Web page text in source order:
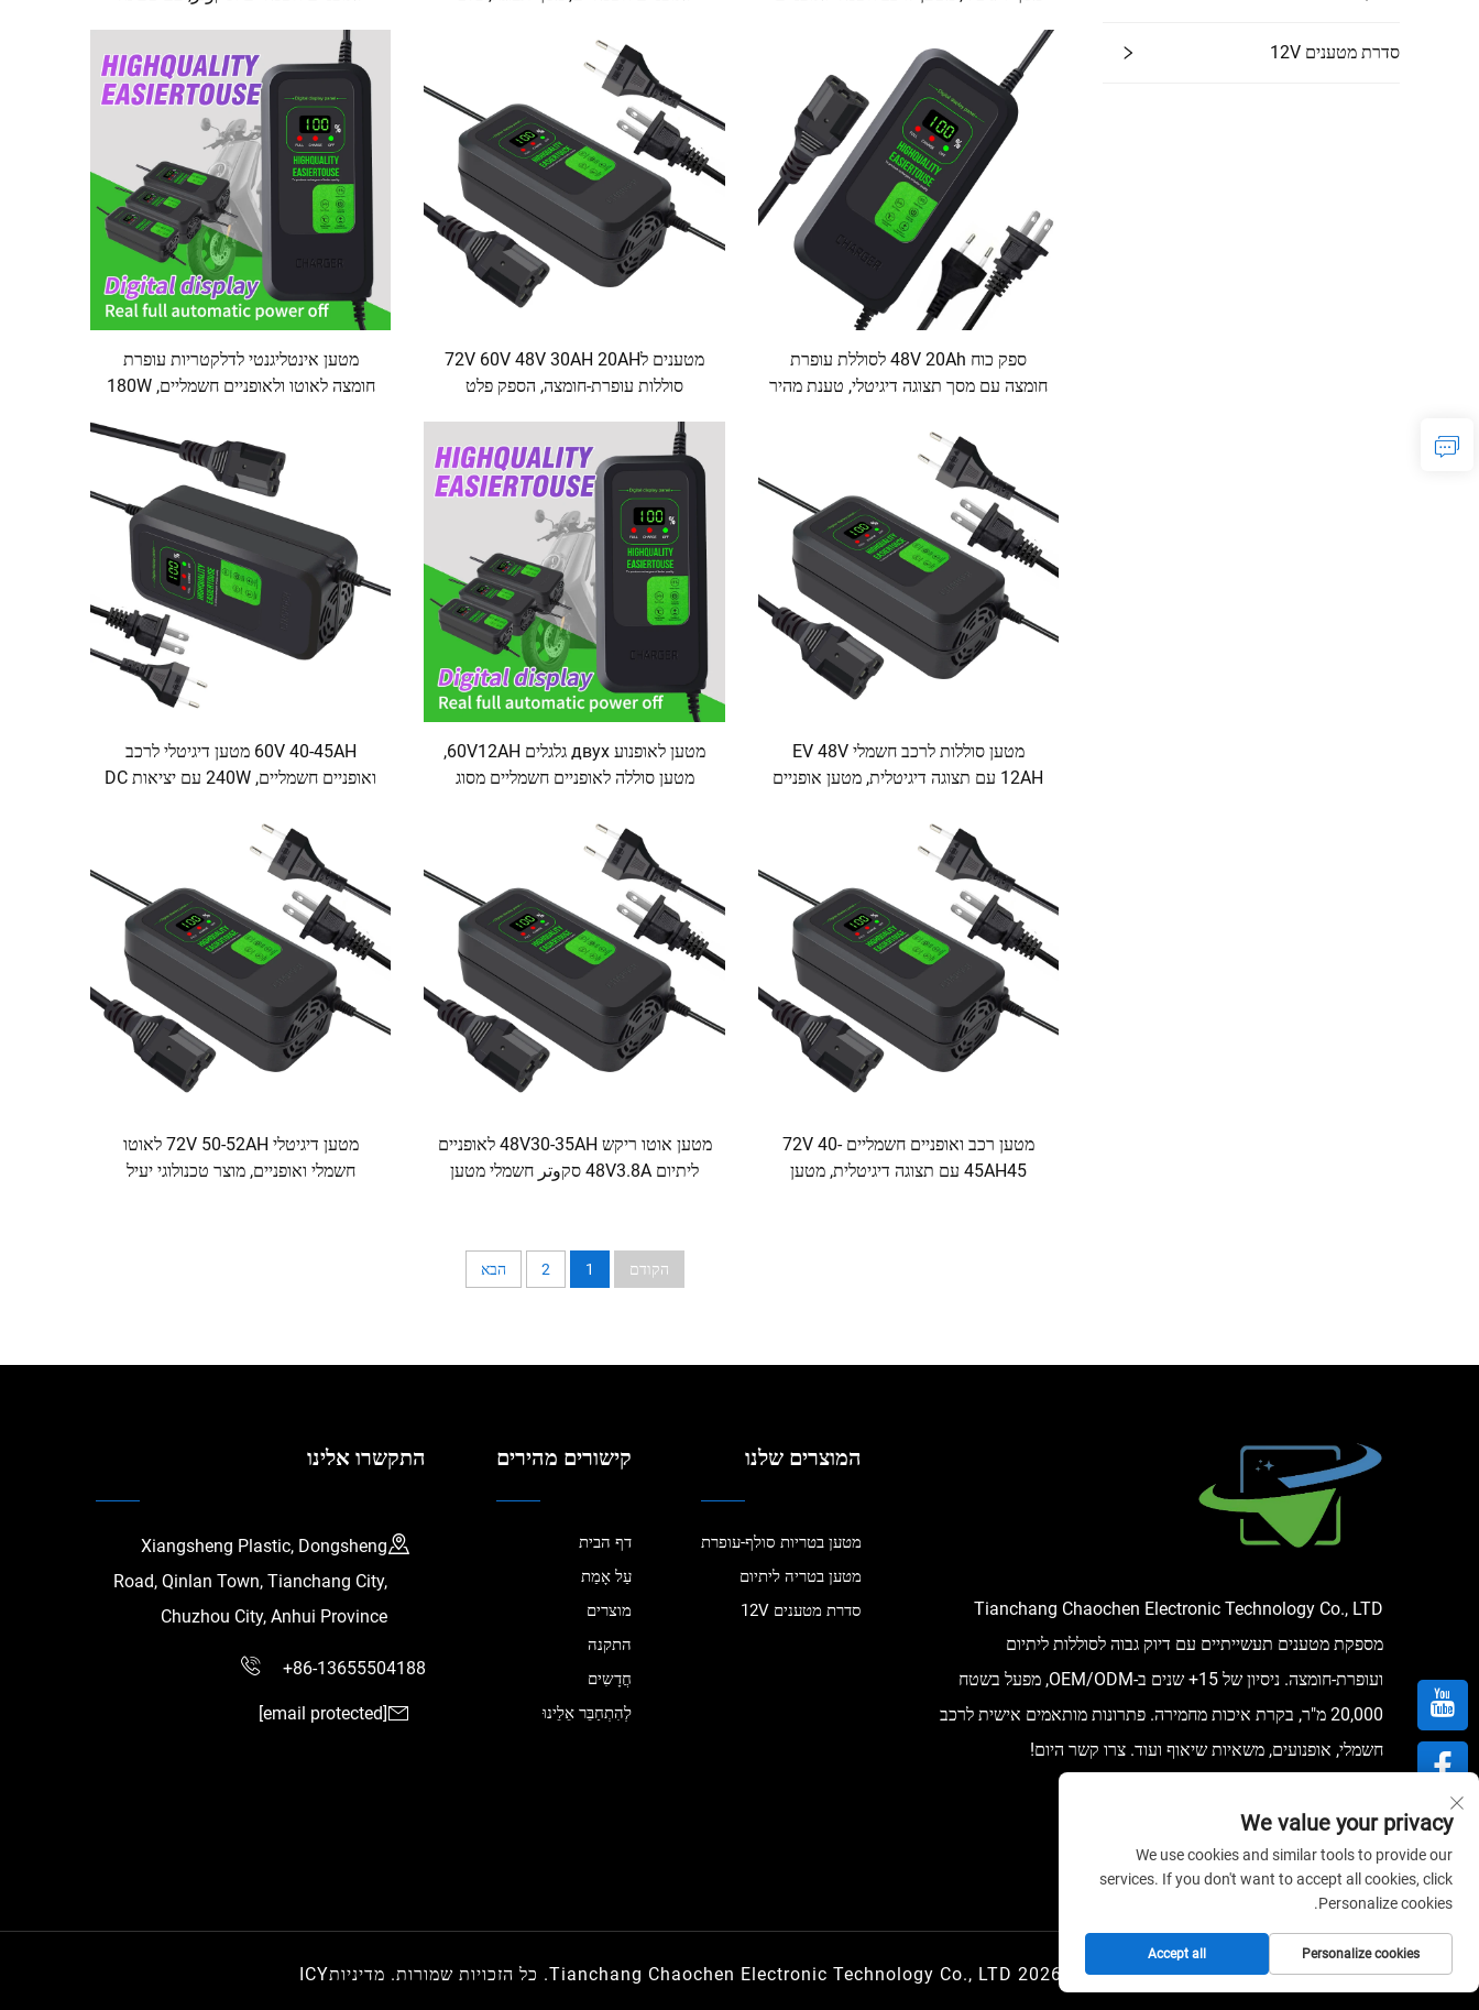
סדרת מטענים 12V
AC ו-DC
מפני טעינה יתר
ספק כוח 48V 20Ah לסוללת עופרת
חומצה עם מסך תצוגה דיגיטלי, טענת מהיר
מטענים ל72V 60V 48V 30AH 20AH
סוללות עופרת-חומצה, הספק פלט
מטען אינטליגנטי לדלקטריות עופרת
חומצה לאוטו ולאופניים חשמליים, 180W
ויציאות AC/DC
מטען סוללות לרכב חשמלי EV 48V
12AH עם תצוגה דיגיטלית, מטען אופניים
עופרת-חומצה עם תצוגה דיגיטלית
מטען לאופנוע двух גלגלים 60V12AH,
מטען סוללה לאופניים חשמליים מסוג
60V 40-45AH מטען דיגיטלי לרכב
ואופניים חשמליים, 240W עם יציאות DC
מטען רכב ואופניים חשמליים 72V 40-
45AH45 עם תצוגה דיגיטלית, מטען
מטען אוטו ריקש 48V30-35AH לאופניים
ליתיום 48V3.8A סקوتر חשמלי מטען
מטען דיגיטלי 72V 50-52AH לאוטו
חשמלי ואופניים, מוצר טכנולוגי יעיל
הקודם 1
2 הבא
Tianchang Chaochen Electronic Technology Co., LTD
מספקת מטענים תעשייתיים עם דיוק גבוה לסוללות ליתיום
ועופרת-חומצה. ניסיון של 15+ שנים ב-OEM/ODM, מפעל בשטח
20,000 מ"ר, בקרת איכות מחמירה. פתרונות מותאמים אישית לרכב
חשמלי, אופנועים, משאיות שיאוף ועוד. צרו קשר היום!
המוצרים שלנו
מטען בטריות סולף-עופרת
מטען בטריה ליתיום
סדרת מטענים 12V
קישורים מהירים
דף הבית
עַל אָמַת
מוצרים
התקנה
חֲדָשִים
לְהִתְחַבֵּר אֵלֵינוּ
התקשרו אלינו
Xiangsheng Plastic, Dongsheng
Road, Qinlan Town, Tianchang City,
Chuzhou City, Anhui Province
+86-13655504188
[email protected]
זכויות יוצרים © 2026 Tianchang Chaochen Electronic Technology Co., LTD. כל הזכויות שמורות. מדיניותICY
We value your privacy
We use cookies and similar tools to provide our
services. If you don't want to accept all cookies, click
Personalize cookies.
Personalize cookies
Accept all